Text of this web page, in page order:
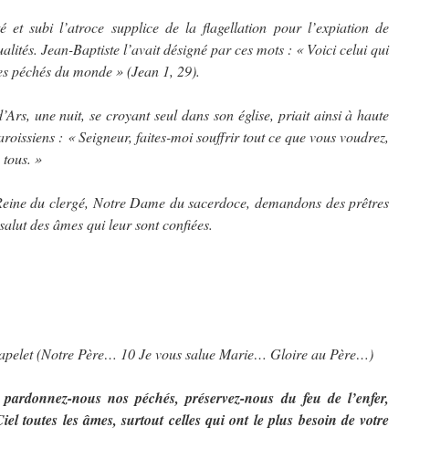
et subi l’atroce supplice de la flagellation pour l’expiation de
Jean-Baptiste l’avait désigné par ces mots : « Voici celui qui
péchés du monde » (Jean 1, 29).
une nuit, se croyant seul dans son église, priait ainsi à haute
: « Seigneur, faites-moi souffrir tout ce que vous voudrez,
tous. »
du clergé, Notre Dame du sacerdoce, demandons des prêtres
des âmes qui leur sont confiées.
(Notre Père… 10 Je vous salue Marie… Gloire au Père…)
nous nos péchés, préservez-nous du feu de l’enfer,
toutes les âmes, surtout celles qui ont le plus besoin de votre